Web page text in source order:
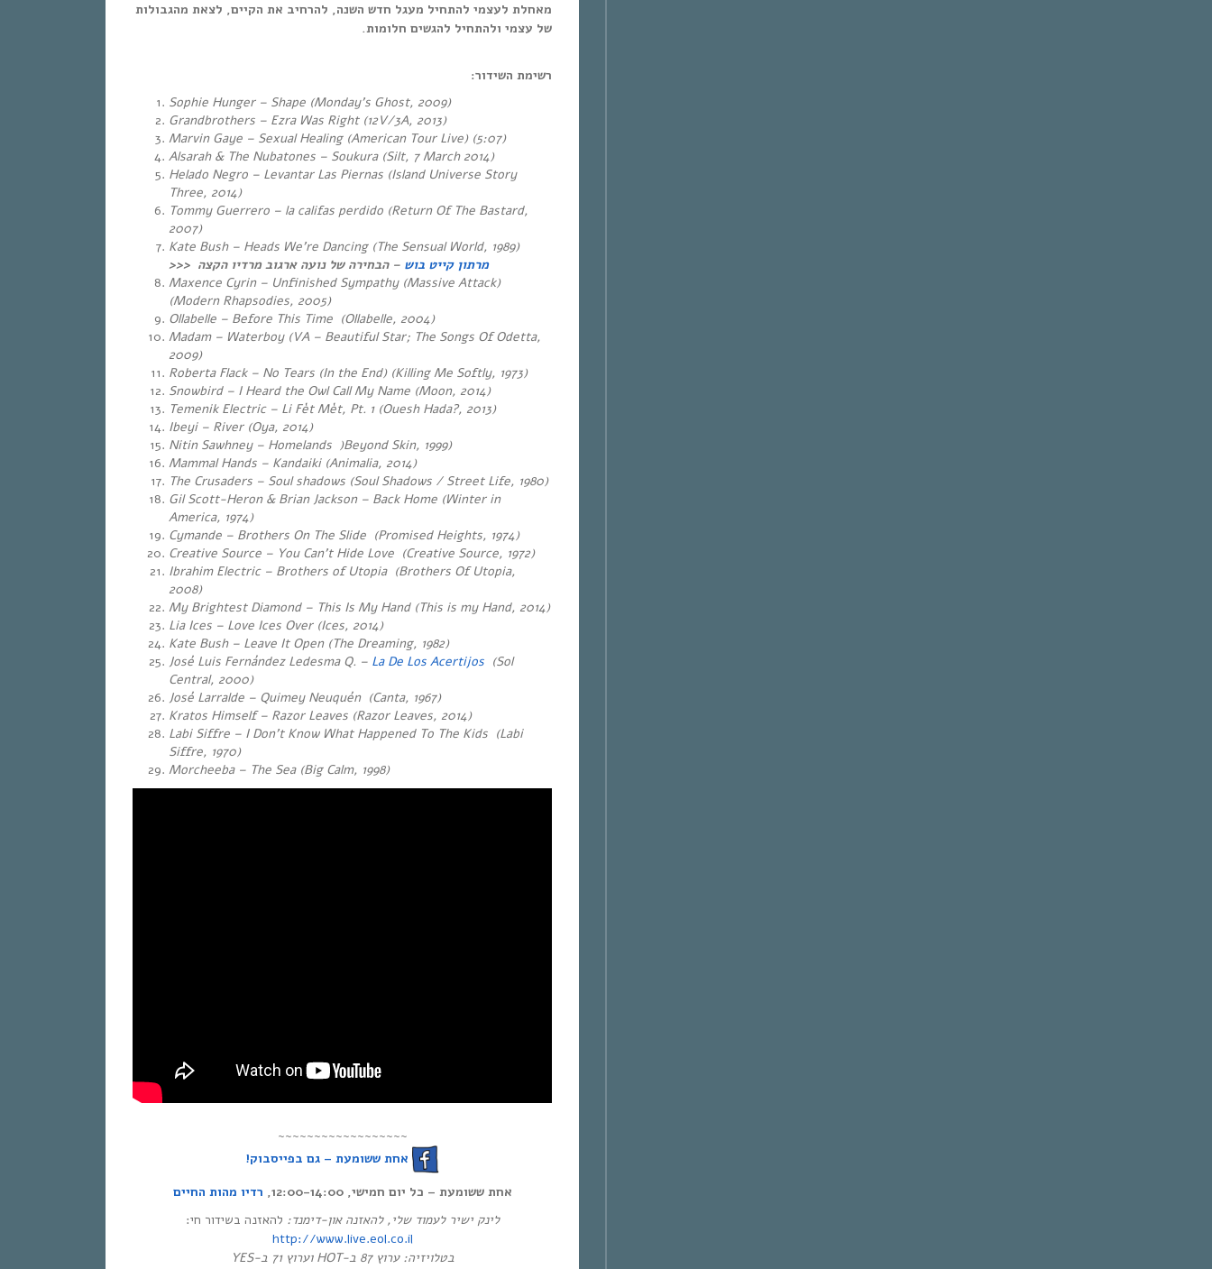
מאחלת לעצמי להתחיל מעגל חדש השנה, להרחיב את הקיים, לצאת מהגבולות
של עצמי ולהתחיל להגשים חלומות.
רשימת השידור:
Sophie Hunger – Shape (Monday’s Ghost, 2009)
Grandbrothers – Ezra Was Right (12V/3A, 2013)
Marvin Gaye – Sexual Healing (American Tour Live) (5:07)
Alsarah & The Nubatones – Soukura (Silt, 7 March 2014)
Helado Negro – Levantar Las Piernas (Island Universe Story
Three, 2014)
Tommy Guerrero – la califas perdido (Return Of The Bastard,
2007)
Kate Bush – Heads We’re Dancing (The Sensual World, 1989)
>>>
מרתון קייט בוש – הבחירה של נועה ארגוב מרדיו הקצה
Maxence Cyrin – Unfinished Sympathy (Massive Attack)
(Modern Rhapsodies, 2005)
Ollabelle – Before This Time (Ollabelle, 2004)
Madam – Waterboy (VA – Beautiful Star; The Songs Of Odetta,
2009)
Roberta Flack – No Tears (In the End) (Killing Me Softly, 1973)
Snowbird – I Heard the Owl Call My Name (Moon, 2014)
Temenik Electric – Li Fèt Mèt, Pt. 1 (Ouesh Hada?, 2013)
Ibeyi – River (Oya, 2014)
Nitin Sawhney – Homelands )Beyond Skin, 1999)
Mammal Hands – Kandaiki (Animalia, 2014)
The Crusaders – Soul shadows (Soul Shadows / Street Life, 1980)
Gil Scott-Heron & Brian Jackson – Back Home (Winter in
America, 1974)
Cymande – Brothers On The Slide (Promised Heights, 1974)
Creative Source – You Can’t Hide Love (Creative Source, 1972)
Ibrahim Electric – Brothers of Utopia (Brothers Of Utopia,
2008)
My Brightest Diamond – This Is My Hand (This is my Hand, 2014)
Lia Ices – Love Ices Over (Ices, 2014)
Kate Bush – Leave It Open (The Dreaming, 1982)
José Luis Fernández Ledesma Q. – La De Los Acertijos (Sol
Central, 2000)
José Larralde – Quimey Neuquén (Canta, 1967)
Kratos Himself – Razor Leaves (Razor Leaves, 2014)
Labi Siffre – I Don’t Know What Happened To The Kids (Labi
Siffre, 1970)
Morcheeba – The Sea (Big Calm, 1998)
~~~~~~~~~~~~~~~~~~
אחת ששומעת – גם בפייסבוק!
אחת ששומעת – כל יום חמישי, 12:00-14:00,
רדיו מהות החיים
לינק ישיר לעמוד שלי, להאזנה און-דימנד: להאזנה בשידור חי:
http://www.live.eol.co.il
בטלויזיה: ערוץ 87 ב-HOT וערוץ 71 ב-YES